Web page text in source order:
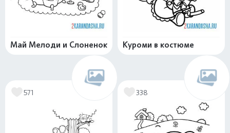
Май Мелоди и Слоненок Куроми в костюме
571 338